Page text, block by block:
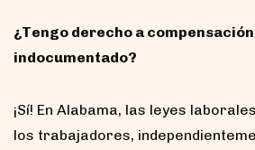
¿Tengo derecho a
indocumentado?
¡Sí! En Alabama, las leyes
los trabajadores,